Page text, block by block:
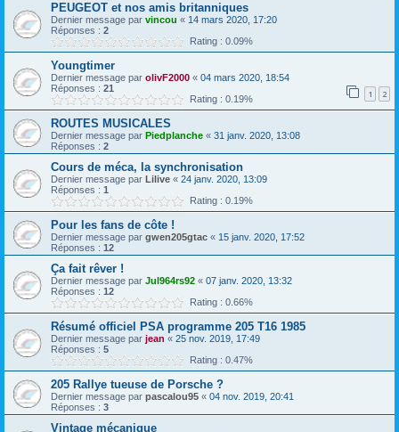
PEUGEOT et nos amis britanniques
Dernier message par vincou « 14 mars 2020, 17:20
Réponses : 2
Rating : 0.09%
Youngtimer
Dernier message par olivF2000 « 04 mars 2020, 18:54
Réponses : 21 1 2
Rating : 0.19%
ROUTES MUSICALES
Dernier message par Piedplanche « 31 janv. 2020, 13:08
Réponses : 2
Cours de méca, la synchronisation
Dernier message par Lilive « 24 janv. 2020, 13:09
Réponses : 1
Rating : 0.19%
Pour les fans de côte !
Dernier message par gwen205gtac « 15 janv. 2020, 17:52
Réponses : 12
Ça fait rêver !
Dernier message par Jul964rs92 « 07 janv. 2020, 13:32
Réponses : 12
Rating : 0.66%
Résumé officiel PSA programme 205 T16 1985
Dernier message par jean « 25 nov. 2019, 17:49
Réponses : 5
Rating : 0.47%
205 Rallye tueuse de Porsche ?
Dernier message par pascalou95 « 04 nov. 2019, 20:41
Réponses : 3
Vintage mécanique